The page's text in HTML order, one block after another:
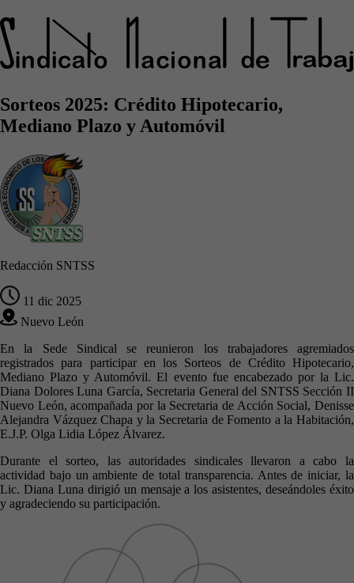
Sorteos 2025: Crédito Hipotecario,
Mediano Plazo y Automóvil
Redacción SNTSS
11 dic 2025
Nuevo León
En la Sede Sindical se reunieron los trabajadores agremiados
registrados para participar en los Sorteos de Crédito Hipotecario,
Mediano Plazo y Automóvil. El evento fue encabezado por la Lic.
Diana Dolores Luna García, Secretaria General del SNTSS Sección II
Nuevo León, acompañada por la Secretaria de Acción Social, Denisse
Alejandra Vázquez Chapa y la Secretaria de Fomento a la Habitación,
E.J.P. Olga Lidia López Álvarez.
Durante el sorteo, las autoridades sindicales llevaron a cabo la
actividad bajo un ambiente de total transparencia. Antes de iniciar, la
Lic. Diana Luna dirigió un mensaje a los asistentes, deseándoles éxito
y agradeciendo su participación.